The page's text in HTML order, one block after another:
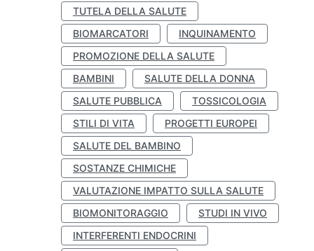
TUTELA DELLA SALUTE
BIOMARCATORI
INQUINAMENTO
PROMOZIONE DELLA SALUTE
BAMBINI
SALUTE DELLA DONNA
SALUTE PUBBLICA
TOSSICOLOGIA
STILI DI VITA
PROGETTI EUROPEI
SALUTE DEL BAMBINO
SOSTANZE CHIMICHE
VALUTAZIONE IMPATTO SULLA SALUTE
BIOMONITORAGGIO
STUDI IN VIVO
INTERFERENTI ENDOCRINI